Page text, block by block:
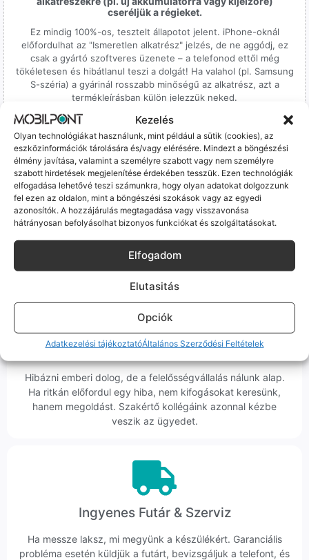
Kezelés
Olyan technológiákat használunk, mint például a sütik (cookies), az
eszközinformációk tárolására és/vagy elérésére. Mindezt a böngészési
élmény javítása, valamint a személyre szabott vagy nem személyre
szabott hirdetések megjelenítése érdekében tesszük. Ezen technológiák
elfogadása lehetővé teszi számunkra, hogy olyan adatokat dolgozzunk
fel ezen az oldalon, mint a böngészési szokások vagy az egyedi
azonosítók. A hozzájárulás megtagadása vagy visszavonása
hátrányosan befolyásolhat bizonyos funkciókat és szolgáltatásokat.
Elfogadom
Elutasitás
Opciók
Adatkezelési tájékoztatóÁltalános Szerződési Feltételek
cseréljük a régieket.
Ez mindig 100%-os, tesztelt állapotot jelent. iPhone-oknál
előfordulhat az "Ismeretlen alkatrész" jelzés, de ne aggódj, ez
csak a gyártó szoftveres üzenete – a telefonod ettől még
tökéletesen és hibátlanul teszi a dolgát! Ha valahol (pl. Samsung
S-széria) a gyárinál rosszabb minőségű az alkatrész, azt a
termékleírásban külön jelezzük neked.
100% Elérhetőség
Sok éve a szegedi piac meghatározó szereplői vagyunk.
Nem egy arctalan webshop vagyunk: ha kérdésed van, élő
minket Szegeden.
Korrekt Ügyintézés
Hibázni emberi dolog, de a felelősségvállalás nálunk alap.
Ha ritkán előfordul egy hiba, nem kifogásokat keresünk,
hanem megoldást. Szakértő kollégáink azonnal kézbe
veszik az ügyedet.
Ingyenes Futár & Szerviz
Ha messze laksz, mi megyünk a készülékért. Garanciális
probléma esetén küldjük a futárt, bevizsgáljuk a telefont, és